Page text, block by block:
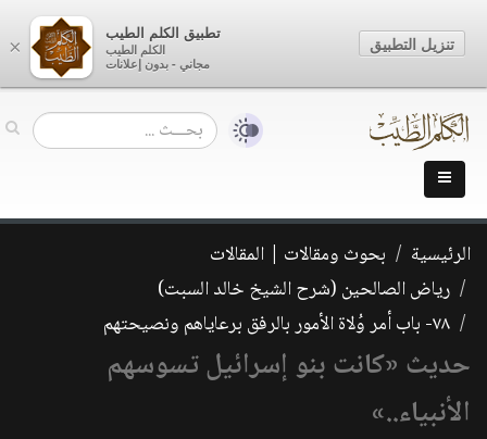
الرئيسية
بحوث ومقالات | المقالات
رياض الصالحين (شرح الشيخ خالد السبت)
٧٨- باب أمر وُلاة الأمور بالرفق برعاياهم ونصيحتهم
حديث «كانت بنو إسرائيل تسوسهم
الأنبياء..»
×
تطبيق الكلم الطيب
الكلم الطيب
مجاني - بدون إعلانات
تنزيل التطبيق